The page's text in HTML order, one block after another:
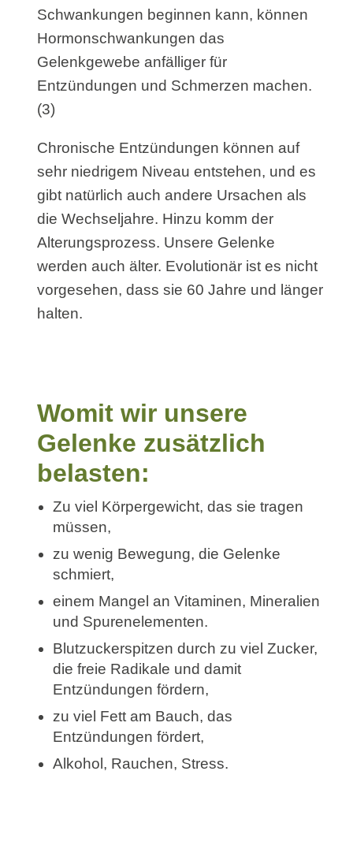
Schwankungen beginnen kann, können
Hormonschwankungen das
Gelenkgewebe anfälliger für
Entzündungen und Schmerzen machen.
(3)
Chronische Entzündungen können auf
sehr niedrigem Niveau entstehen, und es
gibt natürlich auch andere Ursachen als
die Wechseljahre. Hinzu komm der
Alterungsprozess. Unsere Gelenke
werden auch älter. Evolutionär ist es nicht
vorgesehen, dass sie 60 Jahre und länger
halten.
Womit wir unsere
Gelenke zusätzlich
belasten:
Zu viel Körpergewicht, das sie tragen
müssen,
zu wenig Bewegung, die Gelenke
schmiert,
einem Mangel an Vitaminen, Mineralien
und Spurenelementen.
Blutzuckerspitzen durch zu viel Zucker,
die freie Radikale und damit
Entzündungen fördern,
zu viel Fett am Bauch, das
Entzündungen fördert,
Alkohol, Rauchen, Stress.